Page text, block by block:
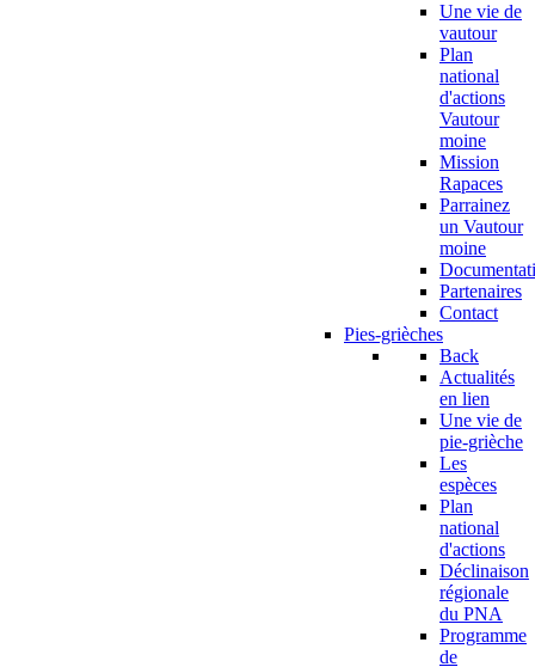
Une vie de
vautour
Plan
national
d'actions
Vautour
moine
Mission
Rapaces
Parrainez
un Vautour
moine
Partenaires
Contact
Pies-grièches
Back
Actualités
en lien
Une vie de
pie-grièche
Les
espèces
Plan
national
d'actions
Déclinaison
régionale
du PNA
Programme
de